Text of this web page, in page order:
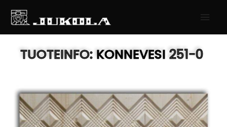
SISÄLTÖÖN
TUOTEINFO:KONNEVESI 251-0